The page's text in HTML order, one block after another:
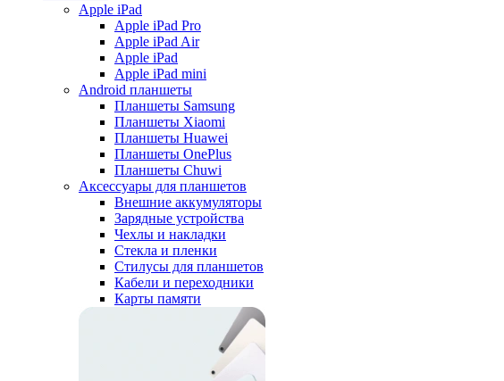
Apple iPad
Apple iPad Pro
Apple iPad Air
Apple iPad
Apple iPad mini
Android планшеты
Планшеты Samsung
Планшеты Xiaomi
Планшеты Huawei
Планшеты OnePlus
Планшеты Chuwi
Аксессуары для планшетов
Внешние аккумуляторы
Зарядные устройства
Чехлы и накладки
Стекла и пленки
Стилусы для планшетов
Кабели и переходники
Карты памяти